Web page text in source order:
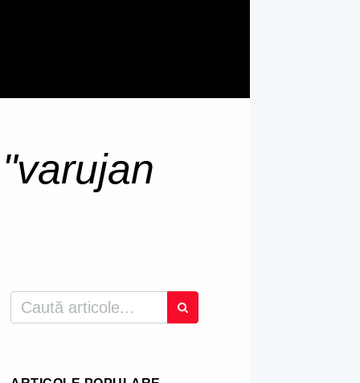
"varujan